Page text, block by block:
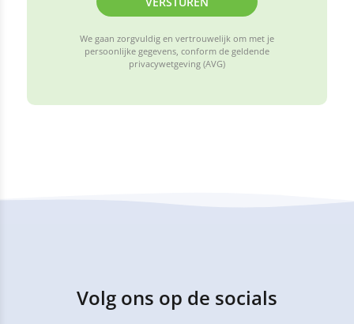
We gaan zorgvuldig en vertrouwelijk om met je
persoonlijke gegevens, conform de geldende
privacywetgeving (AVG)
Volg ons op de socials